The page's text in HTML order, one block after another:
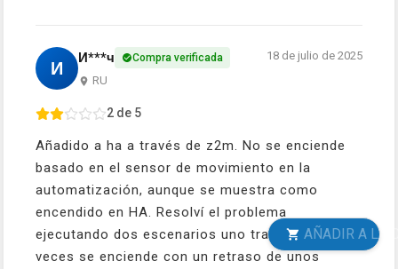
И И***ч Compra verificada
RU
18 de julio de 2025
2 de 5
Añadido a ha a través de z2m. No se enciende
basado en el sensor de movimiento en la
automatización, aunque se muestra como
encendido en HA. Resolví el problema
ejecutando dos escenarios uno tras otro. A
veces se enciende con un retraso de unos
AÑADIR A LA CESTA